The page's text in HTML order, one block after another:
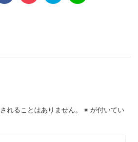
れることはありません。 ※ が付いてい